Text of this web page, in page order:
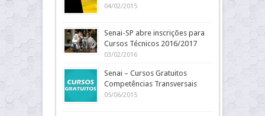
04/02/2015
Senai-SP abre inscrições para
Cursos Técnicos 2016/2017
03/02/2016
Senai – Cursos Gratuitos
Competências Transversais
05/06/2015